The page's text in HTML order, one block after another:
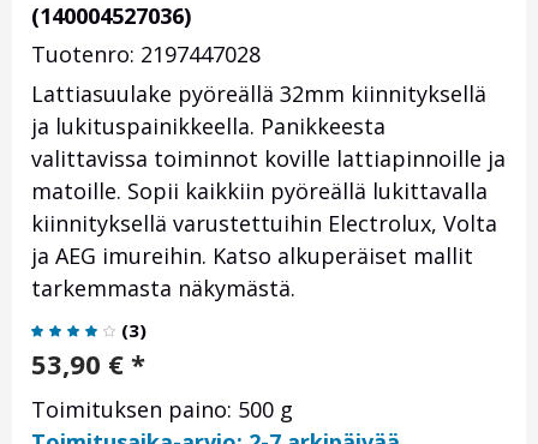
(140004527036)
Tuotenro: 2197447028
Lattiasuulake pyöreällä 32mm kiinnityksellä
ja lukituspainikkeella. Panikkeesta
valittavissa toiminnot koville lattiapinnoille ja
matoille. Sopii kaikkiin pyöreällä lukittavalla
kiinnityksellä varustettuihin Electrolux, Volta
ja AEG imureihin. Katso alkuperäiset mallit
tarkemmasta näkymästä.
(3)
53,90 € *
Toimituksen paino: 500 g